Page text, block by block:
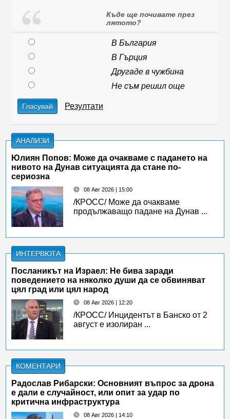
Къде ще почивате през
лятото?
В България
В Гърция
Другаде в чужбина
Не съм решил още
Гласувай Резултати
АНАЛИЗИ
Юлиян Попов: Може да очакваме с падането на
нивото на Дунав ситуацията да стане по-
сериозна
08 Авг 2026 | 15:00
/КРОСС/ Може да очакваме
продължаващо падане на Дунав ...
ИНТЕРВЮТА
Посланикът на Израел: Не бива заради
поведението на няколко души да се обвиняват
цял град или цял народ
08 Авг 2026 | 12:20
/КРОСС/ Инцидентът в Банско от 2
август е изолиран ...
КОМЕНТАРИ
Радослав Рибарски: Основният въпрос за дрона
е дали е случайност, или опит за удар по
критична инфраструктура
08 Авг 2026 | 14:10